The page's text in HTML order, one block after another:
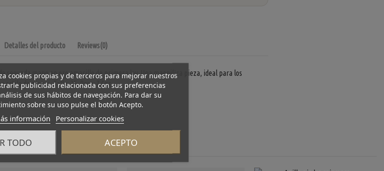
Detalles del producto Reviews(0)
segunda mano en oro amarillo de primera ley. Una magnifica pieza, ideal para los
estilo de piezas. Talla: 25. Peso: 7.6gr.
cookies propias y de terceros para mejorar nuestros
publicidad relacionada con sus preferencias
de sus hábitos de navegación. Para dar su
sobre su uso pulse el botón Acepto.
información Personalizar cookies
TODO ACEPTO